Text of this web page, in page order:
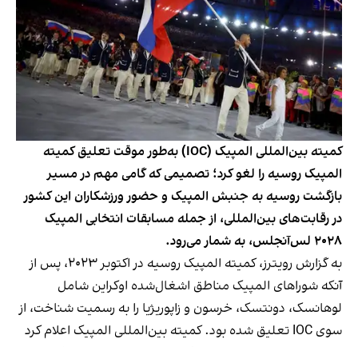
کمیته بین‌المللی المپیک (IOC) به‌طور موقت تعلیق کمیته
المپیک روسیه را لغو کرد؛ تصمیمی که گامی مهم در مسیر
بازگشت روسیه به جنبش المپیک و حضور ورزشکاران این کشور
در رقابت‌های بین‌المللی، از جمله مسابقات انتخابی المپیک
۲۰۲۸ لس‌آنجلس، به شمار می‌رود.
به گزارش رویترز، کمیته المپیک روسیه در اکتوبر ۲۰۲۳، پس از
آنکه شوراهای المپیک مناطق اشغال‌شده اوکراین شامل
لوهانسک، دونتسک، خرسون و زاپوریژیا را به رسمیت شناخت، از
سوی IOC تعلیق شده بود. کمیته بین‌المللی المپیک اعلام کرد